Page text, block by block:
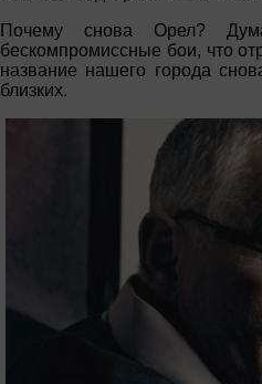
Почему снова Орел?
бескомпромиссные бои, что
название нашего города
близких.